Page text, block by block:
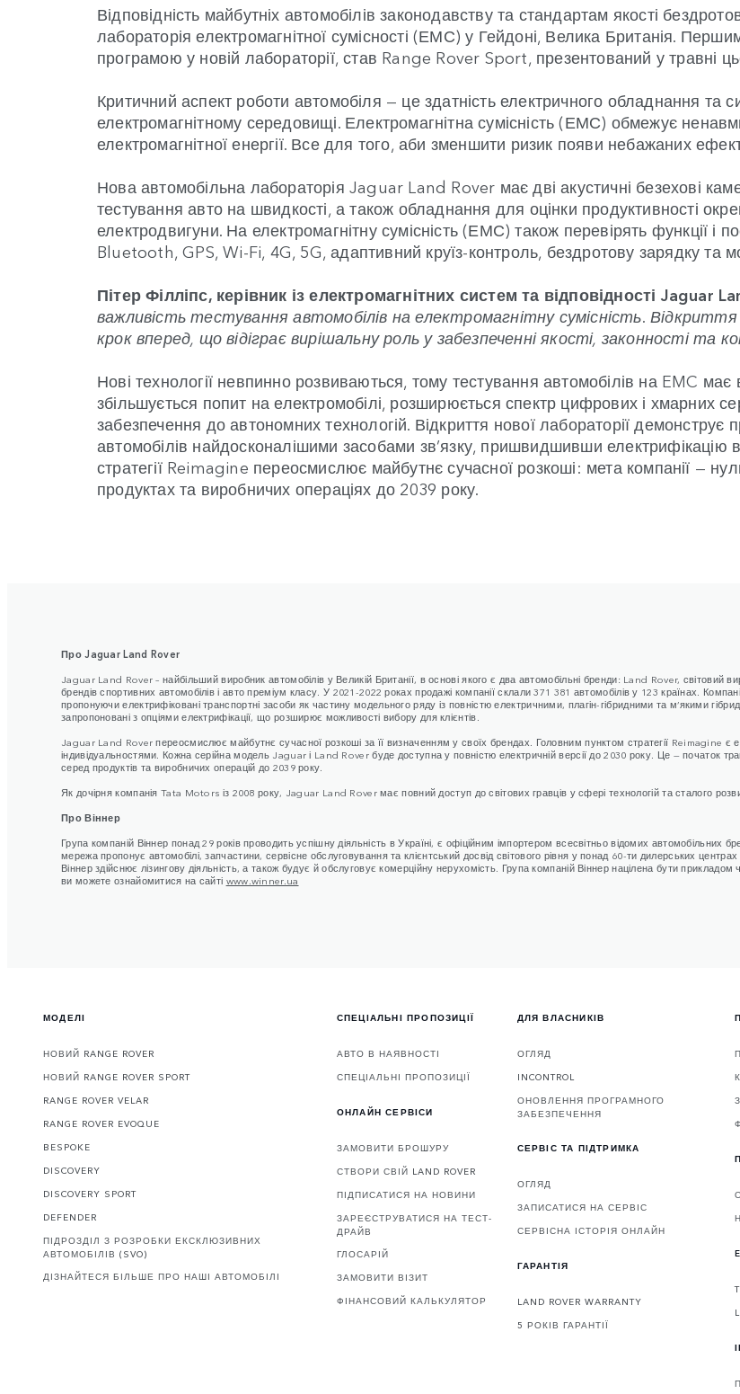
Відповідність майбутніх автомобілів законодавству та стандартам якості
лабораторія електромагнітної сумісності (ЕМС) у Гейдоні, Велика Британія.
програмою у новій лабораторії, став Range Rover Sport, презентований у травні
Критичний аспект роботи автомобіля — це здатність електричного обладнання та
електромагнітному середовищі. Електромагнітна сумісність (ЕМС) обмежує
електромагнітної енергії. Все для того, аби зменшити ризик появи небажаних
Нова автомобільна лабораторія Jaguar Land Rover має дві акустичні безехові
тестування авто на швидкості, а також обладнання для оцінки продуктивності
електродвигуни. На електромагнітну сумісність (ЕМС) також перевірять функції і
Bluetooth, GPS, Wi-Fi, 4G, 5G, адаптивний круїз-контроль, бездротову зарядку та
Пітер Філліпс, керівник із електромагнітних систем та відповідності Jaguar
важливість тестування автомобілів на електромагнітну сумісність.
крок вперед, що відіграє вирішальну роль у забезпеченні якості, законності та
Нові технології невпинно розвиваються, тому тестування автомобілів на EMC
збільшується попит на електромобілі, розширюється спектр цифрових і хмарних
забезпечення до автономних технологій. Відкриття нової лабораторії
автомобілів найдосконалішими засобами зв’язку, пришвидшивши
стратегії Reimagine переосмислює майбутнє сучасної розкоші: мета компанії —
продуктах та виробничих операціях до 2039 року.
Про Jaguar Land Rover
Jaguar Land Rover – найбільший виробник автомобілів у Великій Британії, в основі якого є два автомобільні бренди: Land Rover, світовий
брендів спортивних автомобілів і авто преміум класу. У 2021-2022 роках продажі компанії склали 371 381 автомобілів у 123 країнах.
пропонуючи електрифіковані транспортні засоби як частину модельного ряду із повністю електричними, плагін-гібридними та м’якими
запропоновані з опціями електрифікації, що розширює можливості вибору для клієнтів.
Jaguar Land Rover переосмислює майбутнє сучасної розкоші за її визначенням у своїх брендах. Головним пунктом стратегії Reimagine є
індивідуальностями. Кожна серійна модель Jaguar і Land Rover буде доступна у повністю електричній версії до 2030 року. Це — початок
серед продуктів та виробничих операцій до 2039 року.
Як дочірня компанія Tata Motors із 2008 року, Jaguar Land Rover має повний доступ до світових гравців у сфері технологій та сталого
Про Віннер
Група компаній Віннер понад 29 років проводить успішну діяльність в Україні, є офіційним імпортером всесвітньо відомих
мережа пропонує автомобілі, запчастини, сервісне обслуговування та клієнтський досвід світового рівня у понад 60-ти дилерських центрах
Віннер здійснює лізингову діяльність, а також будує й обслуговує комерційну нерухомість. Група компаній Віннер націлена бути
ви можете ознайомитися на сайті www.winner.ua
МОДЕЛІ
НОВИЙ RANGE ROVER
НОВИЙ RANGE ROVER SPORT
RANGE ROVER VELAR
RANGE ROVER EVOQUE
BESPOKE
DISCOVERY
DISCOVERY SPORT
DEFENDER
ПІДРОЗДІЛ З РОЗРОБКИ ЕКСКЛЮЗИВНИХ
АВТОМОБІЛІВ (SVO)
ДІЗНАЙТЕСЯ БІЛЬШЕ ПРО НАШІ АВТОМОБІЛІ
СПЕЦІАЛЬНІ ПРОПОЗИЦІЇ
АВТО В НАЯВНОСТІ
СПЕЦІАЛЬНІ ПРОПОЗИЦІЇ
ОНЛАЙН СЕРВІСИ
ЗАМОВИТИ БРОШУРУ
СТВОРИ СВІЙ LAND ROVER
ПІДПИСАТИСЯ НА НОВИНИ
ЗАРЕЄСТРУВАТИСЯ НА ТЕСТ-
ДРАЙВ
ГЛОСАРІЙ
ЗАМОВИТИ ВІЗИТ
ФІНАНСОВИЙ КАЛЬКУЛЯТОР
ДЛЯ ВЛАСНИКІВ
ОГЛЯД
INCONTROL
ОНОВЛЕННЯ ПРОГРАМНОГО
ЗАБЕЗПЕЧЕННЯ
СЕРВІС ТА ПІДТРИМКА
ОГЛЯД
ЗАПИСАТИСЯ НА СЕРВІС
СЕРВІСНА ІСТОРІЯ ОНЛАЙН
ГАРАНТІЯ
LAND ROVER WARRANTY
5 РОКІВ ГАРАНТІЇ